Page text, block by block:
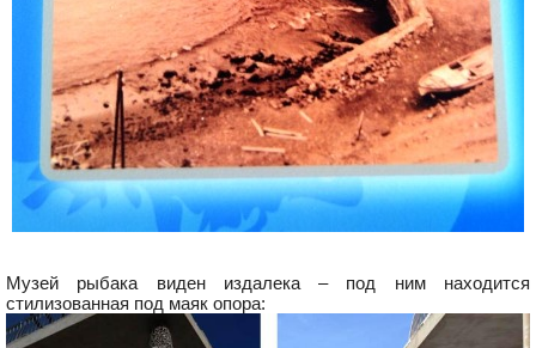
Музей рыбака виден издалека – под ним находится
стилизованная под маяк опора: